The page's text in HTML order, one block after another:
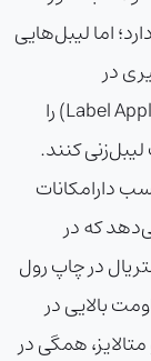
اما لیبل‌هایی
در
دستگاه‌های لیبل‌چسبان اتوماتیک (Label Applicators) را
کنند.
دارامکانات
که در
در چاپ رول
بالایی در
همگی در